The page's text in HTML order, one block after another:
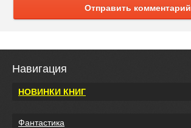
Отправить комментарий
Навигация
НОВИНКИ КНИГ
Фантастика